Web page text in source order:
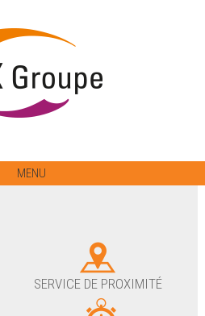
MENU
SERVICE DE PROXIMITÉ